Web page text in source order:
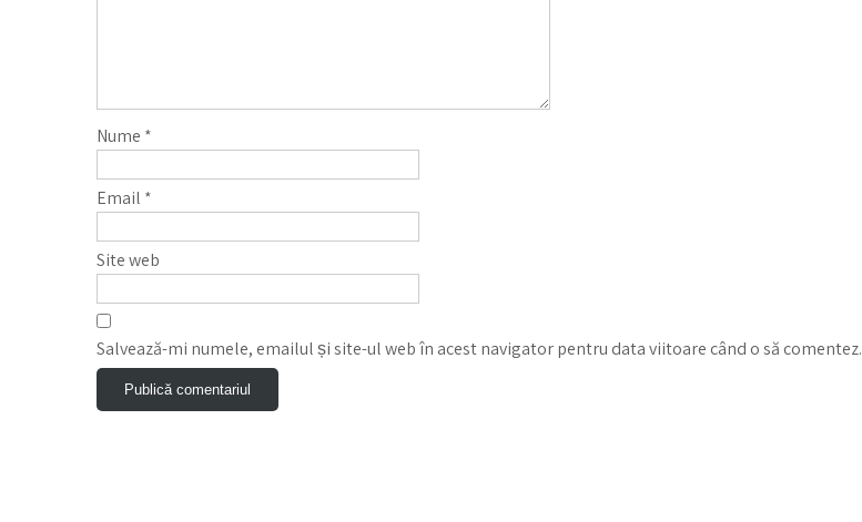
Nume *
Email *
Site web
Salvează-mi numele, emailul și site-ul web în acest navigator pentru data viitoare când o să comentez.